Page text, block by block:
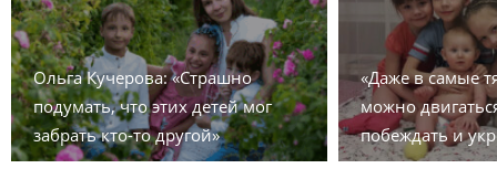
Ольга Кучерова: «Страшно
подумать, что этих детей мог
забрать кто-то другой»
«Даже в самые
можно
побеждать и